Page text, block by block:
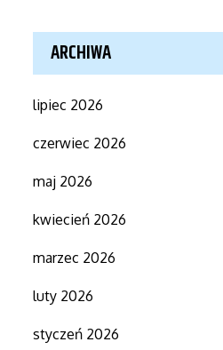
ARCHIWA
lipiec 2026
czerwiec 2026
maj 2026
kwiecień 2026
marzec 2026
luty 2026
styczeń 2026